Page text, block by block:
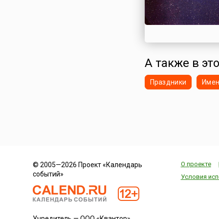
А также в
Праздники
© 2005—2026 Проект «Календарь
событий»
О проекте
Условия